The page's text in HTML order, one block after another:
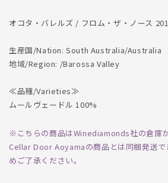
ら
や
オコタ・バレルズ / フロム・ザ・ノース
生産国/Nation: South Australia/Australia
地域/Region: /Barossa Valley
≪品種/Varieties≫
ムールヴェードル 100%
※こちらの商品はWinediamonds社の倉庫か
Cellar Door Aoyamaの商品とは同梱発送で
めご了承ください。